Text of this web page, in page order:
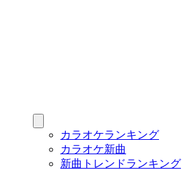
カラオケランキング
カラオケ新曲
新曲トレンドランキング